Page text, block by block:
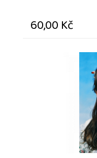
60,00 Kč